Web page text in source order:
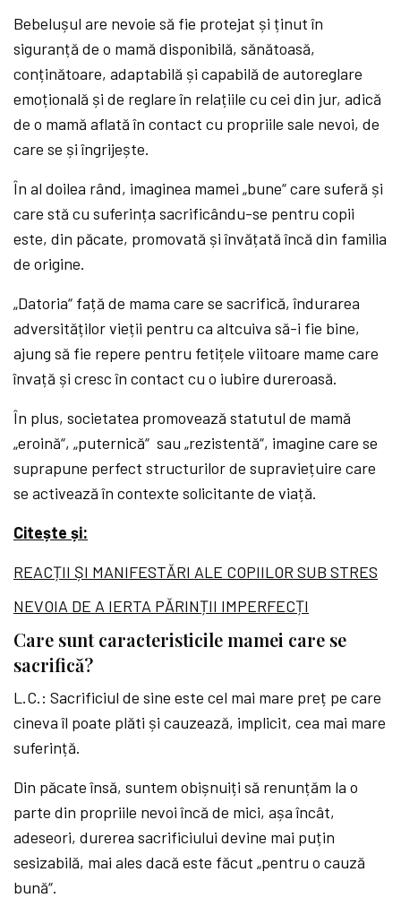
Bebelușul are nevoie să fie protejat și ținut în
siguranță de o mamă disponibilă, sănătoasă,
conținătoare, adaptabilă și capabilă de autoreglare
emoțională și de reglare în relațiile cu cei din jur, adică
de o mamă aflată în contact cu propriile sale nevoi, de
care se și îngrijește.
În al doilea rând, imaginea mamei „bune“ care suferă și
care stă cu suferința sacrificându-se pentru copii
este, din păcate, promovată și învățată încă din familia
de origine.
„Datoria“ față de mama care se sacrifică, îndurarea
adversităților vieții pentru ca altcuiva să-i fie bine,
ajung să fie repere pentru fetițele viitoare mame care
învață și cresc în contact cu o iubire dureroasă.
În plus, societatea promovează statutul de mamă
„eroină“, „puternică“ sau „rezistentă“, imagine care se
suprapune perfect structurilor de supraviețuire care
se activează în contexte solicitante de viață.
Citește și:
REACȚII ȘI MANIFESTĂRI ALE COPIILOR SUB STRES
NEVOIA DE A IERTA PĂRINȚII IMPERFECȚI
Care sunt caracteristicile mamei care se
sacrifică?
L.C.: Sacrificiul de sine este cel mai mare preț pe care
cineva îl poate plăti și cauzează, implicit, cea mai mare
suferință.
Din păcate însă, suntem obișnuiți să renunțăm la o
parte din propriile nevoi încă de mici, așa încât,
adeseori, durerea sacrificiului devine mai puțin
sesizabilă, mai ales dacă este făcut „pentru o cauză
bună“.